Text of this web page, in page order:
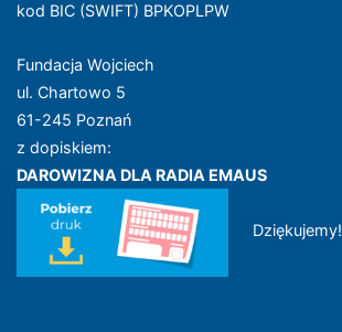
kod BIC (SWIFT) BPKOPLPW
Fundacja Wojciech
ul. Chartowo 5
61-245 Poznań
z dopiskiem:
DAROWIZNA DLA RADIA EMAUS
Dziękujemy!